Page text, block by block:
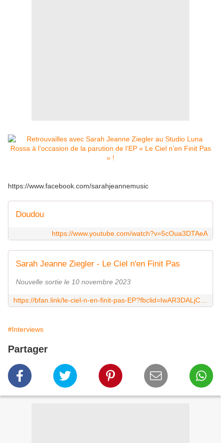
https://www.facebook.com/sarahjeannemusic
Doudou
https://www.youtube.com/watch?v=5cOua3DTAeA
Sarah Jeanne Ziegler - Le Ciel n'en Finit Pas
Nouvelle sortie le 10 novembre 2023
#Interviews
Partager